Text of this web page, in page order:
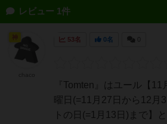
レビュー 1件
53名 0名
『Tomten』はユール【11
曜日(=11月27日から12月
トの日(=1月13日)まで】